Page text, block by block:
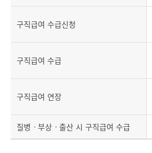
구직급여 수급신청
구직급여 수급
구직급여 연장
질병ㆍ부상ㆍ출산 시 구직급여 수급